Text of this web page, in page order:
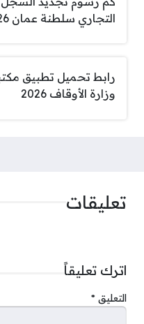
التجاري سلطنة عمان 2026
رابط تحميل تطبيق
وزارة الأوقاف 2026
تعليقات
اترك تعليقاً
التعليق *